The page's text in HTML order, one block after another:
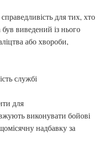
для тих, хто
виведений із нього
або хвороби,
службі
для
виконувати бойові
надбавку за